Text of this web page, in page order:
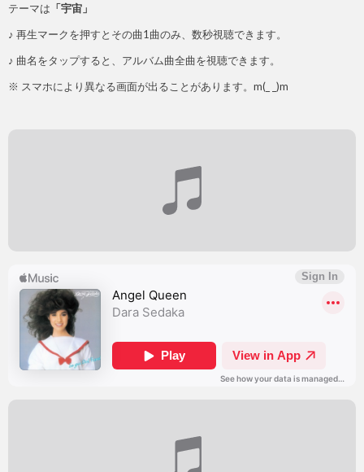
テーマは 「宇宙」
♪ 再生マークを押すとその曲1曲のみ、数秒視聴できます。
♪ 曲名をタップすると、アルバム曲全曲を視聴できます。
※ スマホにより異なる画面が出ることがあります。m(_ _)m